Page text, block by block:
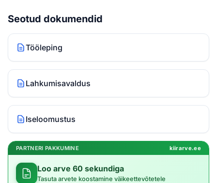
Seotud dokumendid
Tööleping
Lahkumisavaldus
Iseloomustus
PARTNERI PAKKUMINE kiirarve.ee
Loo arve 60 sekundiga
Tasuta arvete koostamine väikeettevõtetele